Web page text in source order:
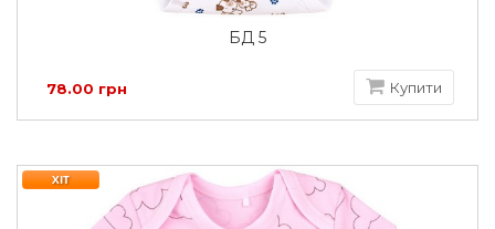
БД 5
78.00 грн Купити
ХІТ